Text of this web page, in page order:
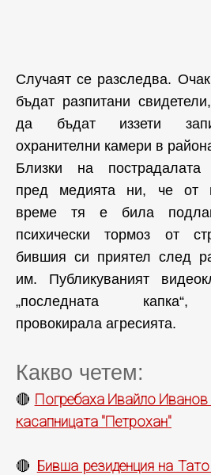
Случаят се разследва.
бъдат разпитани
да бъдат иззети
охранителни камери в
Близки на пострадалата
пред медията ни, че от
време тя е била
психически тормоз от
бившия си приятел след
им. Публикуваният
„последната
провокирала агресията.
Какво четем:
🔴 Погребаха Ивайло Иванов
касапницата "Петрохан"
🔴
Бивша резиденция на